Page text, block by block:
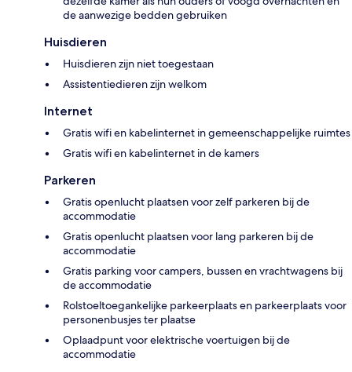
de aanwezige bedden gebruiken
Huisdieren
Huisdieren zijn niet toegestaan
Assistentiedieren zijn welkom
Internet
Gratis wifi en kabelinternet in gemeenschappelijke ruimtes
Gratis wifi en kabelinternet in de kamers
Parkeren
Gratis openlucht plaatsen voor zelf parkeren bij de
accommodatie
Gratis openlucht plaatsen voor lang parkeren bij de
accommodatie
Gratis parking voor campers, bussen en vrachtwagens bij
de accommodatie
Rolstoeltoegankelijke parkeerplaats en parkeerplaats voor
personenbusjes ter plaatse
Oplaadpunt voor elektrische voertuigen bij de
accommodatie